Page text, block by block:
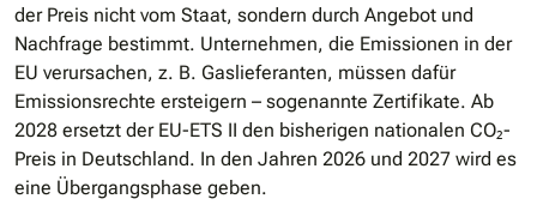
der Preis nicht vom Staat, sondern durch Angebot und
Nachfrage bestimmt. Unternehmen, die Emissionen in der
EU verursachen, z. B. Gaslieferanten, müssen dafür
Emissionsrechte ersteigern – sogenannte Zertifikate. Ab
2028 ersetzt der EU-ETS II den bisherigen nationalen CO₂-
Preis in Deutschland. In den Jahren 2026 und 2027 wird es
eine Übergangsphase geben.